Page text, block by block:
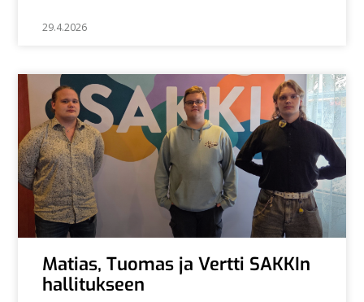
29.4.2026
Matias, Tuomas ja Vertti SAKKIn
hallitukseen